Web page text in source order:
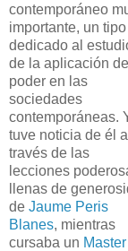
contemporáneo
importante, un tipo
dedicado al
de la aplicación del
poder en las
sociedades
contemporáneas.
tuve noticia de él a
través de las
lecciones
llenas de
de Jaume Peris
Blanes, mientras
cursaba un